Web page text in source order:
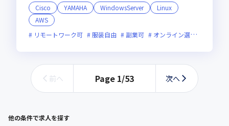
Cisco
YAMAHA WindowsServer
Linux
AWS
リモートワーク可
服装自由 副業可 オンライン選考可
前へ Page 1/53 次へ
他の条件で求人を探す